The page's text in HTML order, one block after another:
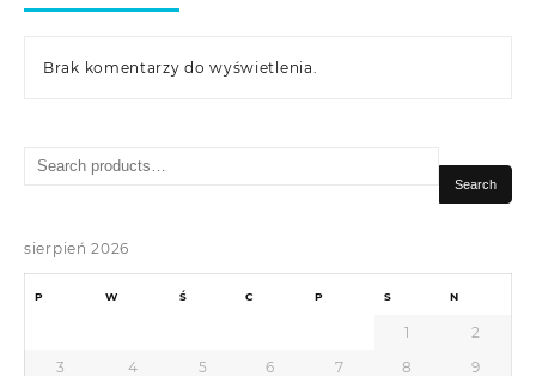
Brak komentarzy do wyświetlenia.
Search
Search
sierpień 2026
P W Ś C P S N
1
2
3
4 5 6 7 8 9